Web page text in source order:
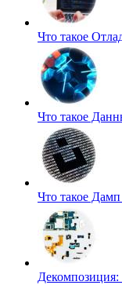
Что такое
Что такое
Что такое
Декомпозиция: